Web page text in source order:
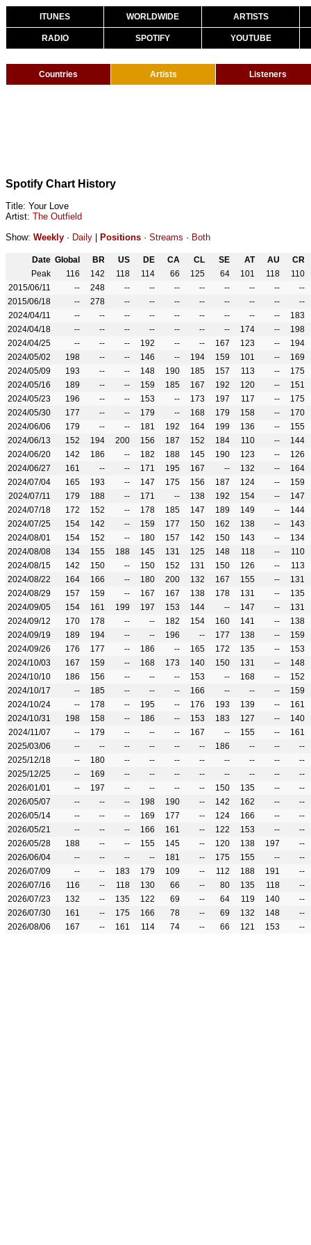
ITUNES WORLDWIDE ARTISTS
RADIO SPOTIFY YOUTUBE
Countries Artists Listeners
Spotify Chart History
Title: Your Love
Artist: The Outfield
Show: Weekly · Daily Positions · Streams · Both
Date Global BR US DE CA CL SE AT AU
CR
Peak
116 142 118 114 66 125 64 101 118
110
2015/06/11
-- 248 -- -- -- -- -- -- --
--
2015/06/18
-- 278 -- -- -- -- -- -- --
--
2024/04/11
-- -- -- -- -- -- -- -- --
183
2024/04/18
-- -- -- -- -- -- -- 174 --
198
2024/04/25
-- -- -- 192 -- -- 167 123 --
194
2024/05/02
198 -- -- 146 -- 194 159 101 --
169
2024/05/09
193 -- -- 148 190 185 157 113 --
175
2024/05/16
189 -- -- 159 185 167 192 120 --
151
2024/05/23
196 -- -- 153 -- 173 197 117 --
175
2024/05/30
177 -- -- 179 -- 168 179 158 --
170
2024/06/06
179 -- -- 181 192 164 199 136 --
155
2024/06/13
152 194 200 156 187 152 184 110 --
144
2024/06/20
142 186 -- 182 188 145 190 123 --
126
2024/06/27
161 -- -- 171 195 167 -- 132 --
164
2024/07/04
165 193 -- 147 175 156 187 124 --
159
2024/07/11
179 188 -- 171 -- 138 192 154 --
147
2024/07/18
172 152 -- 178 185 147 189 149 --
144
2024/07/25
154 142 -- 159 177 150 162 138 --
143
2024/08/01
154 152 -- 180 157 142 150 143 --
134
2024/08/08
134 155 188 145 131 125 148 118 --
110
2024/08/15
142 150 -- 150 152 131 150 126 --
113
2024/08/22
164 166 -- 180 200 132 167 155 --
131
2024/08/29
157 159 -- 167 167 138 178 131 --
135
2024/09/05
154 161 199 197 153 144 -- 147 --
131
2024/09/12
170 178 -- -- 182 154 160 141 --
138
2024/09/19
189 194 -- -- 196 -- 177 138 --
159
2024/09/26
176 177 -- 186 -- 165 172 135 --
153
2024/10/03
167 159 -- 168 173 140 150 131 --
148
2024/10/10
186 156 -- -- -- 153 -- 168 --
152
2024/10/17
-- 185 -- -- -- 166 -- -- --
159
2024/10/24
-- 178 -- 195 -- 176 193 139 --
161
2024/10/31
198 158 -- 186 -- 153 183 127 --
140
2024/11/07
-- 179 -- -- -- 167 -- 155 --
161
2025/03/06
-- -- -- -- -- -- 186 -- --
--
2025/12/18
-- 180 -- -- -- -- -- -- --
--
2025/12/25
-- 169 -- -- -- -- -- -- --
--
2026/01/01
-- 197 -- -- -- -- 150 135 --
--
2026/05/07
-- -- -- 198 190 -- 142 162 --
--
2026/05/14
-- -- -- 169 177 -- 124 166 --
--
2026/05/21
-- -- -- 166 161 -- 122 153 --
--
2026/05/28
188 -- -- 155 145 -- 120 138 197
--
2026/06/04
-- -- -- -- 181 -- 175 155 --
--
2026/07/09
-- -- 183 179 109 -- 112 188 191
--
2026/07/16
116 -- 118 130 66 -- 80 135 118
--
2026/07/23
132 -- 135 122 69 -- 64 119 140
--
2026/07/30
161 -- 175 166 78 -- 69 132 148
--
2026/08/06
167 -- 161 114 74 -- 66 121 153 --